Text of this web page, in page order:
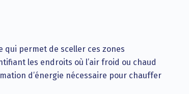
qui permet de sceller ces zones
les endroits où l’air froid ou chaud
d’énergie nécessaire pour chauffer